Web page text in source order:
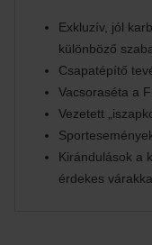
Exkluzív, jól
különböző
Csapatépítő
Vacsoraséta a
Vezetett
Kirándulások a
érdekes